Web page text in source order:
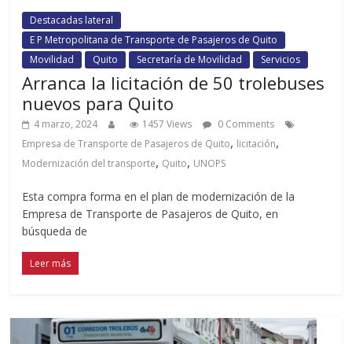
Destacadas lateral
E P Metropolitana de Transporte de Pasajeros de Quito
Movilidad
Quito Secretaría de Movilidad Servicios
Arranca la licitación de 50 trolebuses
nuevos para Quito
4 marzo, 2024 1457 Views
0 Comments
Empresa de Transporte de Pasajeros de Quito, licitación,
Modernización del transporte, Quito, UNOPS
Esta compra forma en el plan de modernización de la
Empresa de Transporte de Pasajeros de Quito, en
búsqueda de
Leer más